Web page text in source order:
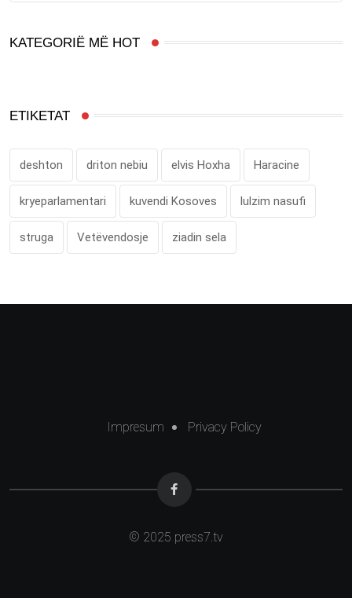
KATEGORIË MË HOT
ETIKETAT
deshton driton nebiu elvis Hoxha Haracine
kryeparlamentari kuvendi Kosoves lulzim nasufi
struga Vetëvendosje ziadin sela
Impresum Privacy Policy
© 2025 press7.tv